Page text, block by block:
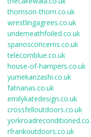
thomson-thorn.co.uk
wrestlingagrees.co.uk
underneathfoiled.co.uk
spanosconcerns.co.uk
telecomblue.co.uk
house-of-hampers.co.uk
yumekanzashi.co.uk
fatnanas.co.uk
emilykatedesign.co.uk
crossfelloutdoors.co.uk
rfrankoutdoors.co.uk